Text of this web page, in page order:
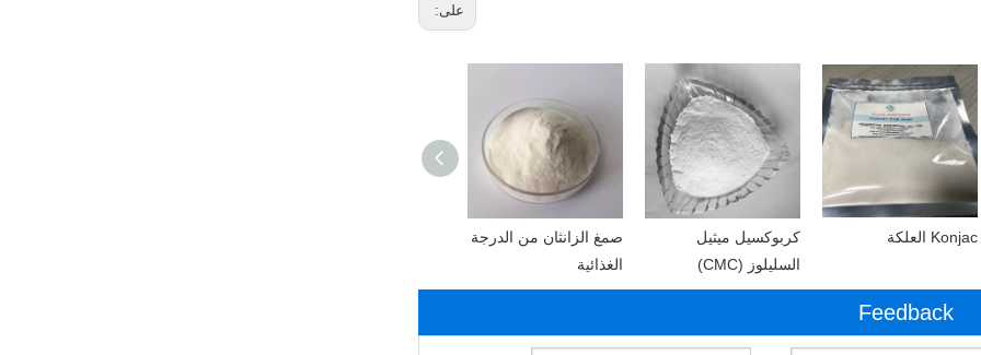
على:
صمغ الزانثان من الدرجة
الغذائية
كربوكسيل ميثيل
السليلوز (CMC)
Konjac العلكة
Feedback